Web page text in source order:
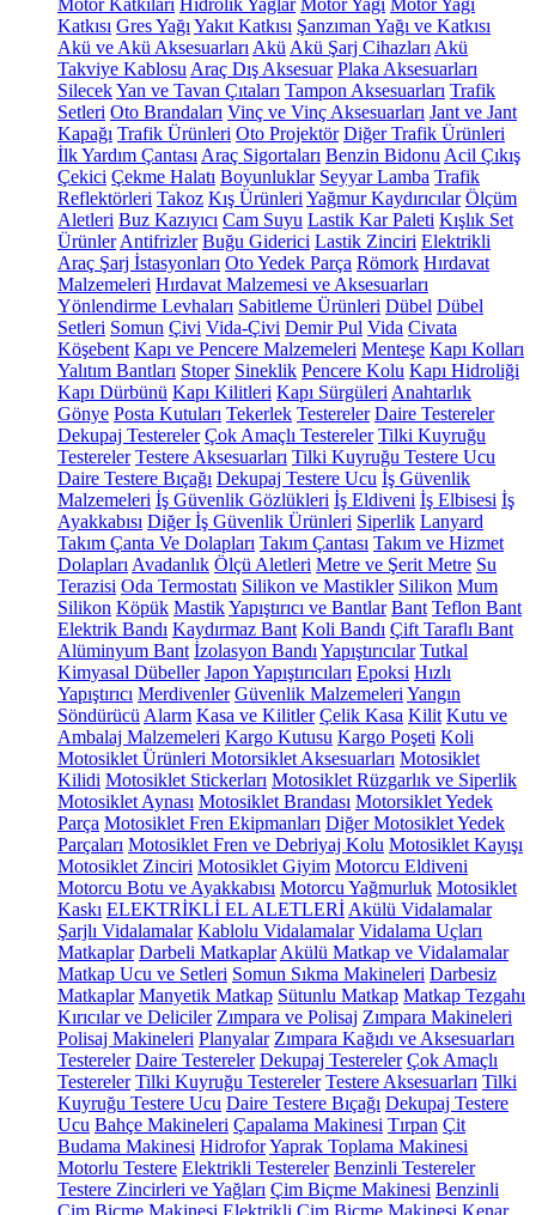
Motor Katkıları Hidrolik Yağlar Motor Yağı Motor Yağı
Katkısı Gres Yağı Yakıt Katkısı Şanzıman Yağı ve Katkısı
Akü ve Akü Aksesuarları Akü Akü Şarj Cihazları Akü
Takviye Kablosu Araç Dış Aksesuar Plaka Aksesuarları
SilecekYan ve Tavan Çıtaları Tampon Aksesuarları Trafik
Setleri Oto Brandaları Vinç ve Vinç Aksesuarları Jant ve Jant
Kapağı Trafik Ürünleri Oto Projektör Diğer Trafik Ürünleri
İlk Yardım Çantası Araç Sigortaları Benzin Bidonu Acil Çıkış
Çekici Çekme Halatı Boyunluklar Seyyar Lamba Trafik
Reflektörleri Takoz Kış Ürünleri Yağmur Kaydırıcılar Ölçüm
Aletleri Buz Kazıyıcı Cam Suyu Lastik Kar Paleti Kışlık Set
Ürünler Antifrizler Buğu Giderici Lastik Zinciri Elektrikli
Araç Şarj İstasyonları Oto Yedek Parça Römork Hırdavat
Malzemeleri Hırdavat Malzemesi ve Aksesuarları
Yönlendirme Levhaları Sabitleme Ürünleri Dübel Dübel
Setleri Somun Çivi Vida-Çivi Demir Pul Vida Civata
Köşebent Kapı ve Pencere Malzemeleri Menteşe Kapı Kolları
Yalıtım Bantları Stoper Sineklik Pencere Kolu Kapı Hidroliği
Kapı Dürbünü Kapı Kilitleri Kapı Sürgüleri Anahtarlık
Gönye Posta Kutuları Tekerlek Testereler Daire Testereler
Dekupaj Testereler Çok Amaçlı Testereler Tilki Kuyruğu
Testereler Testere Aksesuarları Tilki Kuyruğu Testere Ucu
Daire Testere Bıçağı Dekupaj Testere Ucu İş Güvenlik
Malzemeleri İş Güvenlik Gözlükleri İş Eldiveni İş Elbisesi İş
Ayakkabısı Diğer İş Güvenlik Ürünleri Siperlik Lanyard
Takım Çanta Ve Dolapları Takım Çantası Takım ve Hizmet
Dolapları Avadanlık Ölçü Aletleri Metre ve Şerit Metre Su
Terazisi Oda Termostatı Silikon ve Mastikler Silikon Mum
Silikon Köpük MastikYapıştırıcı ve Bantlar Bant Teflon Bant
Elektrik Bandı Kaydırmaz Bant Koli Bandı Çift Taraflı Bant
Alüminyum Bant İzolasyon Bandı Yapıştırıcılar Tutkal
Kimyasal Dübeller Japon Yapıştırıcıları Epoksi Hızlı
Yapıştırıcı Merdivenler Güvenlik Malzemeleri Yangın
Söndürücü Alarm Kasa ve Kilitler Çelik Kasa Kilit Kutu ve
Ambalaj Malzemeleri Kargo Kutusu Kargo Poşeti Koli
Motosiklet Ürünleri Motorsiklet Aksesuarları Motosiklet
Kilidi Motosiklet Stickerları Motosiklet Rüzgarlık ve Siperlik
Motosiklet Aynası Motosiklet Brandası Motorsiklet Yedek
Parça Motosiklet Fren Ekipmanları Diğer Motosiklet Yedek
Parçaları Motosiklet Fren ve Debriyaj Kolu Motosiklet Kayışı
Motosiklet Zinciri Motosiklet Giyim Motorcu Eldiveni
Motorcu Botu ve Ayakkabısı Motorcu Yağmurluk Motosiklet
Kaskı ELEKTRİKLİ EL ALETLERİ Akülü Vidalamalar
Şarjlı Vidalamalar Kablolu Vidalamalar Vidalama Uçları
Matkaplar Darbeli Matkaplar Akülü Matkap ve Vidalamalar
Matkap Ucu ve Setleri Somun Sıkma Makineleri Darbesiz
Matkaplar Manyetik Matkap Sütunlu Matkap Matkap Tezgahı
Kırıcılar ve Deliciler Zımpara ve Polisaj Zımpara Makineleri
Polisaj Makineleri Planyalar Zımpara Kağıdı ve Aksesuarları
Testereler Daire Testereler Dekupaj Testereler Çok Amaçlı
Testereler Tilki Kuyruğu Testereler Testere Aksesuarları Tilki
Kuyruğu Testere Ucu Daire Testere Bıçağı Dekupaj Testere
Ucu Bahçe Makineleri Çapalama Makinesi Tırpan Çit
Budama Makinesi HidroforYaprak Toplama Makinesi
Motorlu Testere Elektrikli Testereler Benzinli Testereler
Testere Zincirleri ve Yağları Çim Biçme Makinesi Benzinli
Çim Biçme Makinesi Elektrikli Çim Biçme Makinesi Kenar